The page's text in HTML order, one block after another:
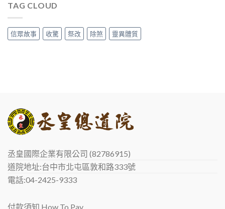
TAG CLOUD
信眾故事 收驚 祭改 除煞 靈異體質
丞皇國際企業有限公司 (82786915)
道院地址:台中市北屯區敦和路333號
電話:04-2425-9333
付款須知 How To Pay